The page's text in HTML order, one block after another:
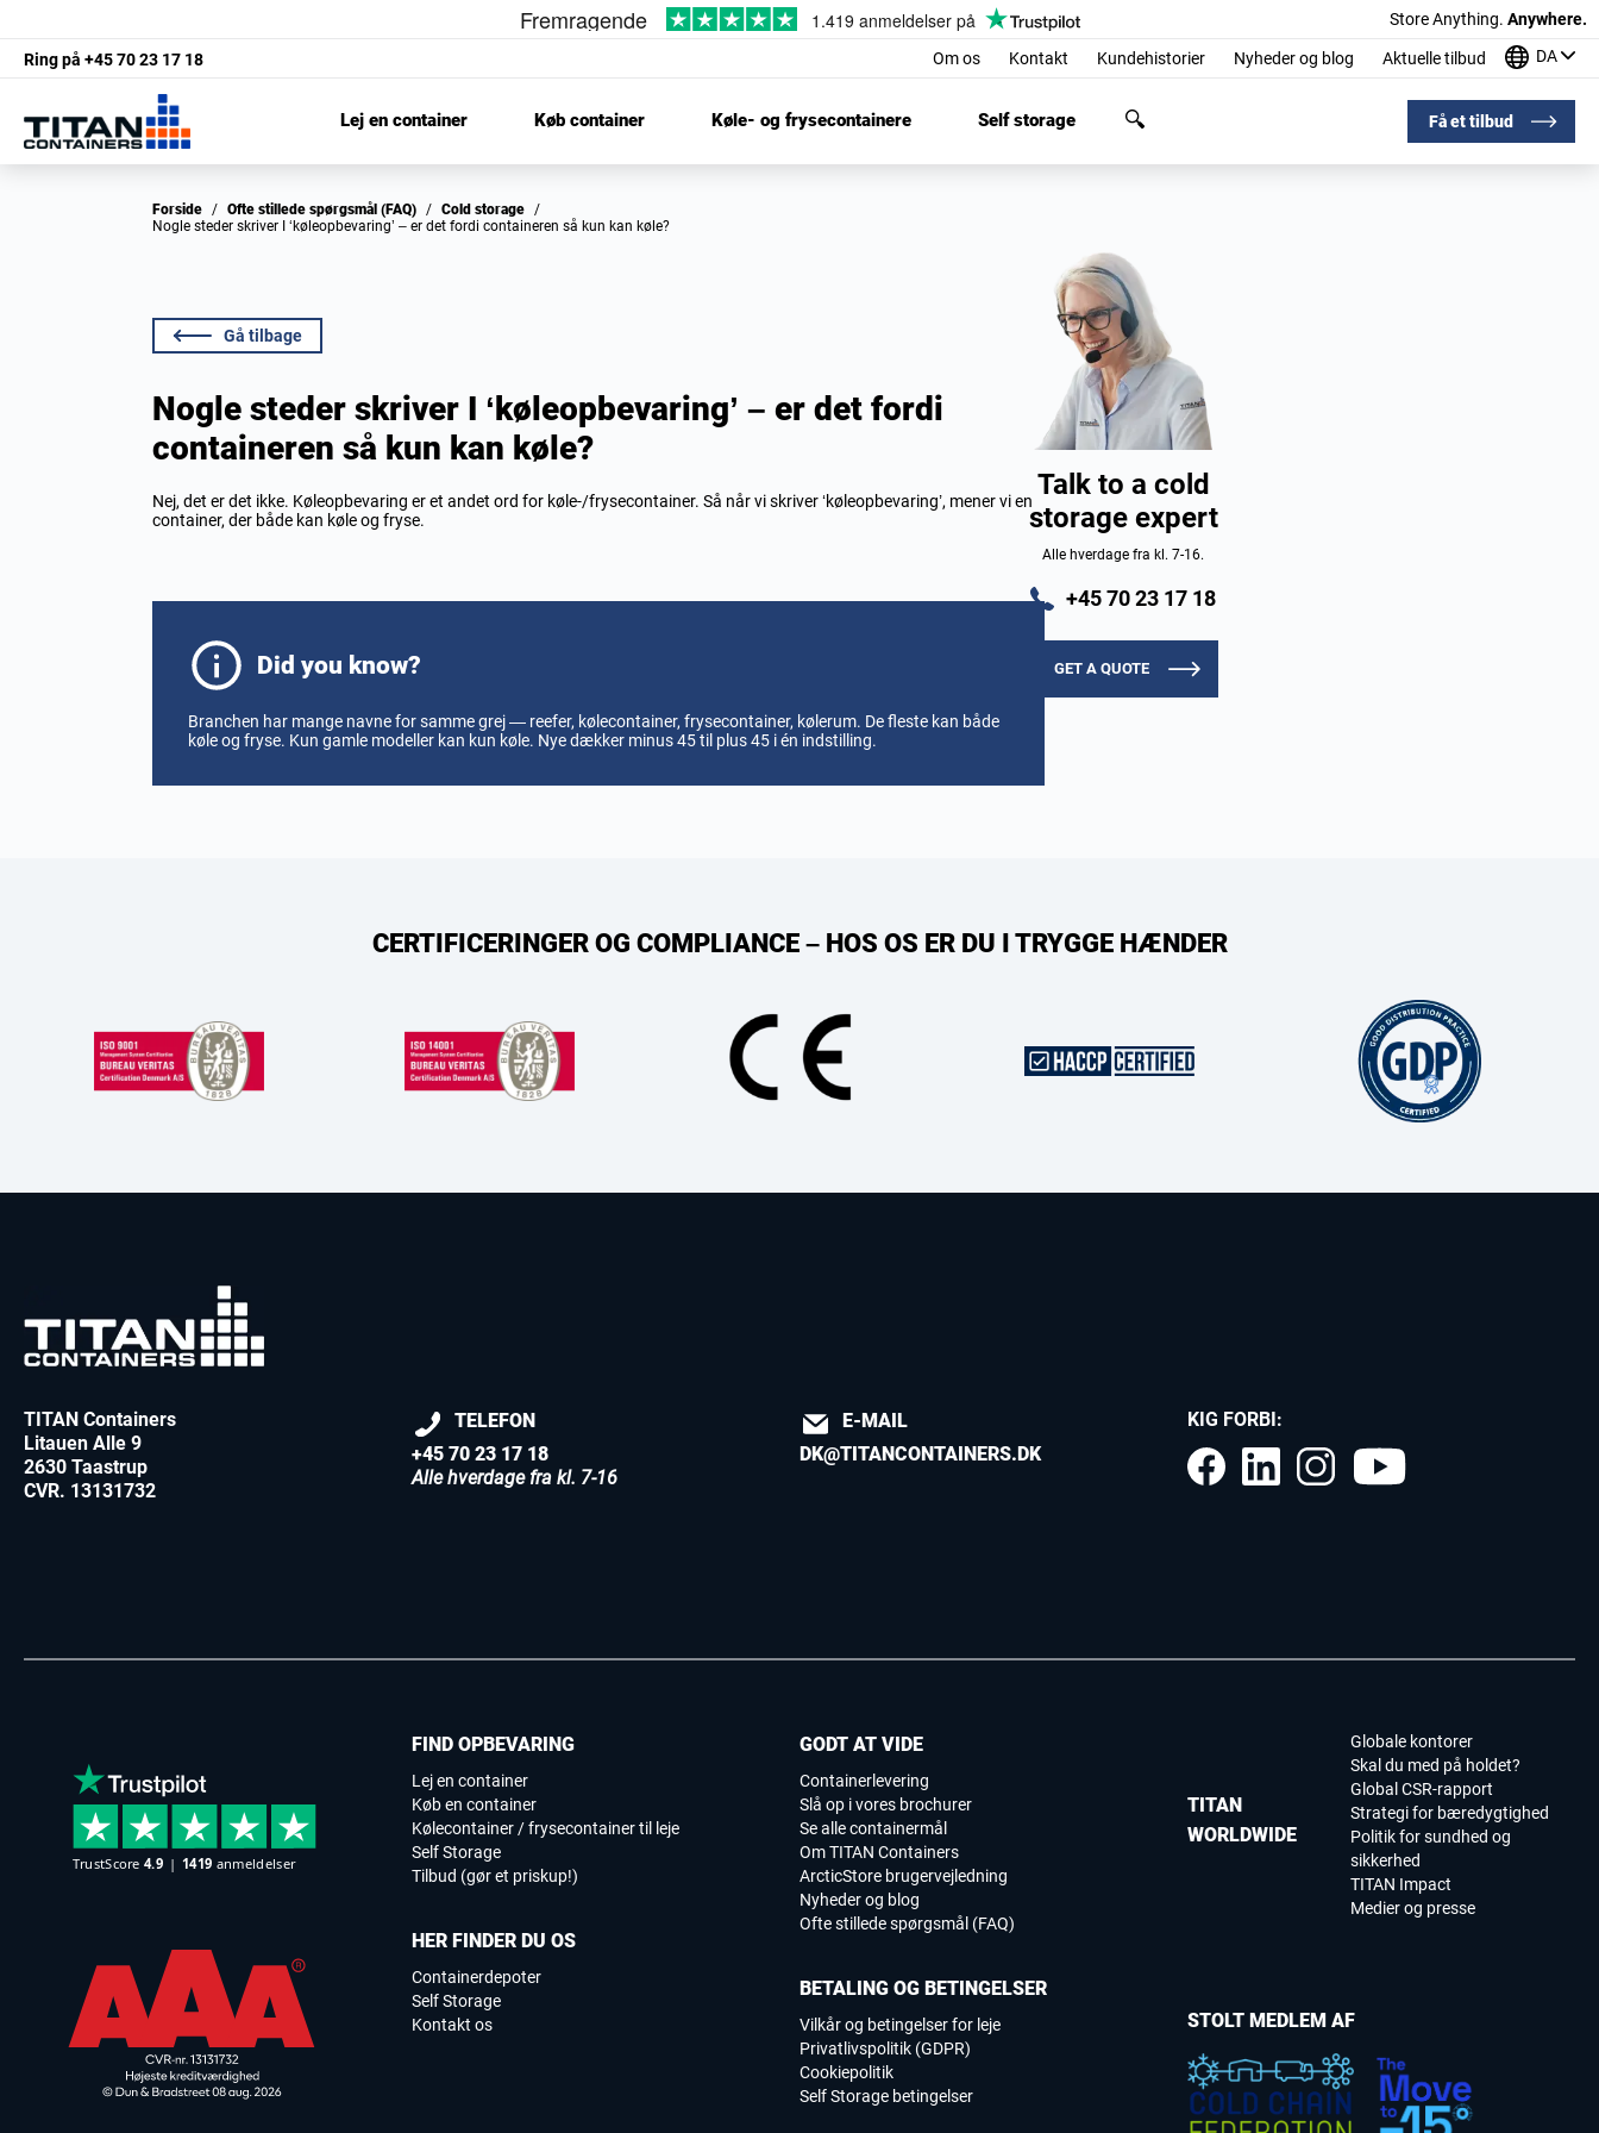
Store Anything. Anywhere.
Ring på +45 70 23 17 18 Om os Kontakt Kundehistorier Nyheder og blog Aktuelle tilbud DA
Lej en container Køb container Køle- og frysecontainere Self storage Få et tilbud
Forside / Ofte stillede spørgsmål (FAQ) / Cold storage /
Nogle steder skriver I ‘køleopbevaring’ – er det fordi containeren så kun kan køle?
Gå tilbage
Nogle steder skriver I ‘køleopbevaring’ – er det fordi
containeren så kun kan køle?
Nej, det er det ikke. Køleopbevaring er et andet ord for køle-/frysecontainer. Så når vi skriver ‘køleopbevaring’, mener vi en
container, der både kan køle og fryse.
Did you know?
Branchen har mange navne for samme grej — reefer, kølecontainer, frysecontainer, kølerum. De fleste kan både
køle og fryse. Kun gamle modeller kan kun køle. Nye dækker minus 45 til plus 45 i én indstilling.
Talk to a cold
storage expert
Alle hverdage fra kl. 7-16.
+45 70 23 17 18
GET A QUOTE
CERTIFICERINGER OG COMPLIANCE – HOS OS ER DU I TRYGGE HÆNDER
TITAN Containers
Litauen Alle 9
2630 Taastrup
CVR. 13131732
TELEFON
+45 70 23 17 18
Alle hverdage fra kl. 7-16
E-MAIL
DK@TITANCONTAINERS.DK
KIG FORBI:
FIND OPBEVARING
Lej en container
Køb en container
Kølecontainer / frysecontainer til leje
Self Storage
Tilbud (gør et priskup!)
HER FINDER DU OS
Containerdepoter
Self Storage
Kontakt os
TITAN
WORLDWIDE
Globale kontorer
Skal du med på holdet?
Global CSR-rapport
Strategi for bæredygtighed
Politik for sundhed og
sikkerhed
TITAN Impact
Medier og presse
GODT AT VIDE
Containerlevering
Slå op i vores brochurer
Se alle containermål
Om TITAN Containers
ArcticStore brugervejledning
Nyheder og blog
Ofte stillede spørgsmål (FAQ)
BETALING OG BETINGELSER
Vilkår og betingelser for leje
Privatlivspolitik (GDPR)
Cookiepolitik
Self Storage betingelser
STOLT MEDLEM AF